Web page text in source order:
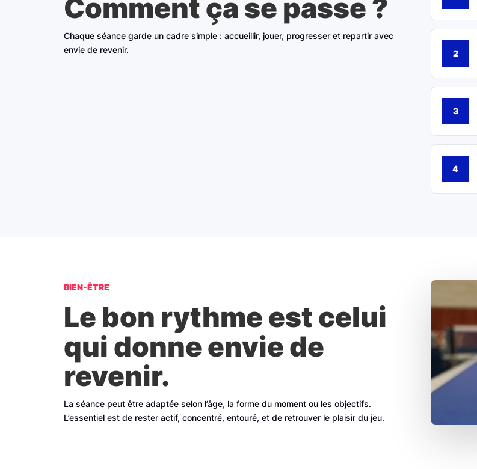
Comment ça se passe ?
Chaque séance garde un cadre simple : accueillir, jouer, progresser et repartir avec
envie de revenir.
BIEN-ÊTRE
Le bon rythme est celui
qui donne envie de
revenir.
La séance peut être adaptée selon l’âge, la forme du moment ou les objectifs.
L’essentiel est de rester actif, concentré, entouré, et de retrouver le plaisir du jeu.